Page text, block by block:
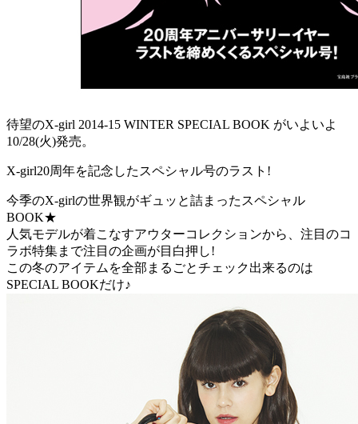
待望のX-girl 2014-15 WINTER SPECIAL BOOK がいよいよ
10/28(火)発売。
X-girl20周年を記念したスペシャル号のラスト!
今季のX-girlの世界観がギュッと詰まったスペシャル
BOOK★
人気モデルが着こなすアウターコレクションから、注目のコ
ラボ特集まで注目の企画が目白押し!
この冬のアイテムを全部まるごとチェック出来るのは
SPECIAL BOOKだけ♪